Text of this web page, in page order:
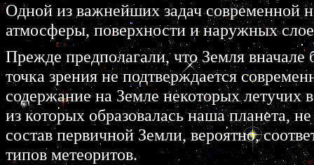
Одной из важнейших задач современной
атмосферы, поверхности и наружных
Прежде предполагали, что Земля вначале
точка зрения не подтверждается
содержание на Земле некоторых летучих
из которых образовалась наша планета,
состав первичной Земли, вероятно,
типов метеоритов.